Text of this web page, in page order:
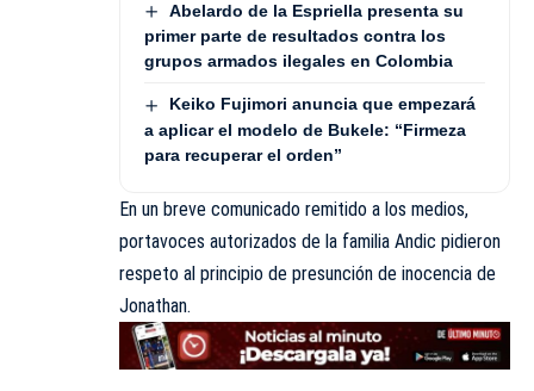
Abelardo de la Espriella presenta su
primer parte de resultados contra los
grupos armados ilegales en Colombia
Keiko Fujimori anuncia que empezará
a aplicar el modelo de Bukele: “Firmeza
para recuperar el orden”
En un breve comunicado remitido a los medios,
portavoces autorizados de la familia Andic pidieron
respeto al principio de presunción de inocencia de
Jonathan.